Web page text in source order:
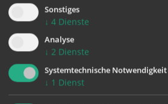
Kirche war.Sonstiges
↓ 4 Dienste
Analyse
↓ 2 Dienste
Systemtechnische Notwendigkeit
↓ 1 Dienst